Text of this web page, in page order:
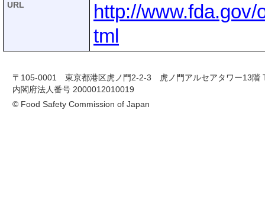
URL
http://
tml
〒105-0001 東京都港区虎ノ門2-2-3 虎ノ門アルセアタワー13階
内閣府法人番号 2000012010019
© Food Safety Commission of Japan